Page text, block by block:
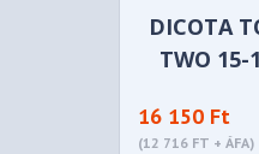
DICOTA
TWO 15-
16 150 Ft
(12 716 FT + ÁFA)